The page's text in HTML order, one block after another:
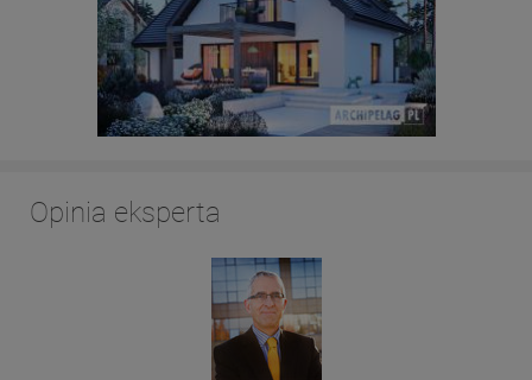
Opinia eksperta